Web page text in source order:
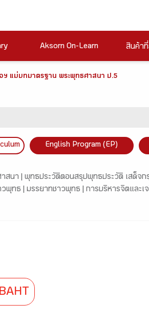
Aksorn On-Learn สินค้า
ฯ แม่บทมาตรฐาน พระพุทธศาสนา ป.5
English Program (EP)
สนา | พุทธประวัติตอนสรุปพุทธประวัติ เสด็จ
วพุทธ | มรรยาทชาวพุทธ | การบริหารจิตและ